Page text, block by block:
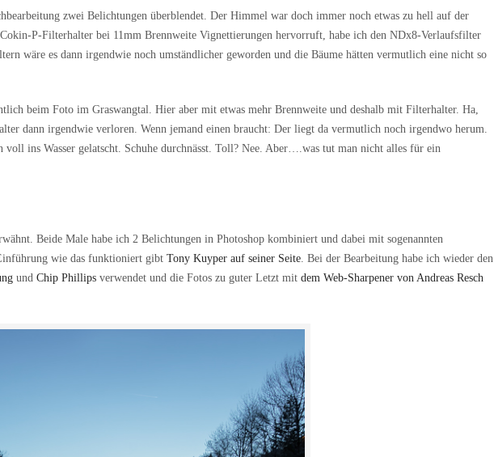
zwei Belichtungen überblendet. Der Himmel war doch immer noch etwas zu hell auf der
P-Filterhalter bei 11mm Brennweite Vignettierungen hervorruft, habe ich den NDx8-Verlaufsfilter
wäre es dann irgendwie noch umständlicher geworden und die Bäume hätten vermutlich eine nicht so
beim Foto im Graswangtal. Hier aber mit etwas mehr Brennweite und deshalb mit Filterhalter. Ha,
dann irgendwie verloren. Wenn jemand einen braucht: Der liegt da vermutlich noch irgendwo herum.
ins Wasser gelatscht. Schuhe durchnässt. Toll? Nee. Aber….was tut man nicht alles für ein
Beide Male habe ich 2 Belichtungen in Photoshop kombiniert und dabei mit sogenannten
wie das funktioniert gibt Tony Kuyper auf seiner Seite. Bei der Bearbeitung habe ich wieder den
und Chip Phillips verwendet und die Fotos zu guter Letzt mit dem Web-Sharpener von Andreas Resch